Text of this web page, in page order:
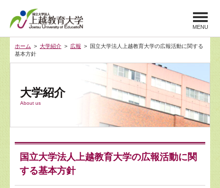
MENU
ホーム > 大学紹介 > 広報 > 国立大学法人上越教育大学の広報活動に関する
基本方針
大学紹介
About us
国立大学法人上越教育大学の広報活動に関
する基本方針